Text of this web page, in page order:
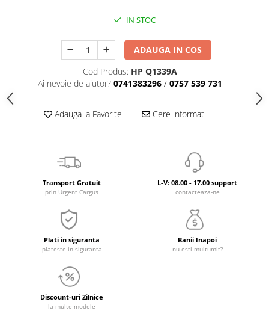
IN STOC
ADAUGA IN COS
Cod Produs: HP Q1339A
Ai nevoie de ajutor? 0741383296 / 0757 539 731
Adauga la Favorite Cere informatii
Transport Gratuit
prin Urgent Cargus
L-V: 08.00 - 17.00 support
contacteaza-ne
Plati in siguranta
plateste in siguranta
Banii Inapoi
nu esti multumit?
Discount-uri Zilnice
la multe modele